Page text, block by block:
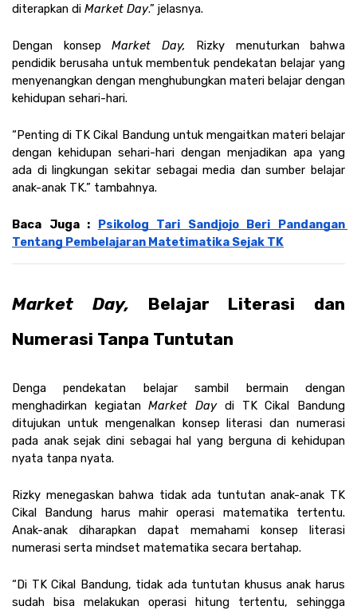
diterapkan di Market Day.” jelasnya.
Dengan konsep Market Day, Rizky menuturkan bahwa
pendidik berusaha untuk membentuk pendekatan belajar yang
menyenangkan dengan menghubungkan materi belajar dengan
kehidupan sehari-hari.
“Penting di TK Cikal Bandung untuk mengaitkan materi belajar
dengan kehidupan sehari-hari dengan menjadikan apa yang
ada di lingkungan sekitar sebagai media dan sumber belajar
anak-anak TK.” tambahnya.
Baca Juga : Psikolog Tari Sandjojo Beri Pandangan
Tentang Pembelajaran Matetimatika Sejak TK
Market Day, Belajar Literasi dan
Numerasi Tanpa Tuntutan
Denga pendekatan belajar sambil bermain dengan
menghadirkan kegiatan Market Day di TK Cikal Bandung
ditujukan untuk mengenalkan konsep literasi dan numerasi
pada anak sejak dini sebagai hal yang berguna di kehidupan
nyata tanpa nyata.
Rizky menegaskan bahwa tidak ada tuntutan anak-anak TK
Cikal Bandung harus mahir operasi matematika tertentu.
Anak-anak diharapkan dapat memahami konsep literasi
numerasi serta mindset matematika secara bertahap.
“Di TK Cikal Bandung, tidak ada tuntutan khusus anak harus
sudah bisa melakukan operasi hitung tertentu, sehingga